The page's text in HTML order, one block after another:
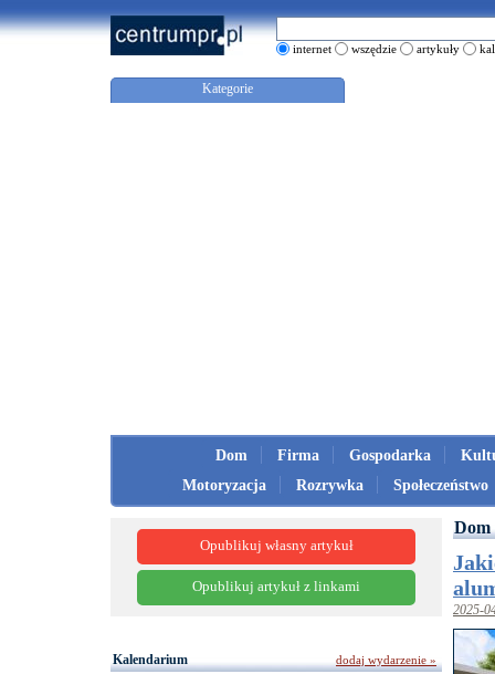
internet wszędzie artykuły
Kategorie
Dom Firma Gospodarka
Motoryzacja
Rozrywka Społeczeństwo
Dom
2025-
Opublikuj własny artykuł
Opublikuj artykuł z linkami
Kalendarium dodaj wydarzenie »